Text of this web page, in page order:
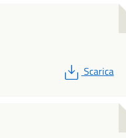
PDF
Scarica